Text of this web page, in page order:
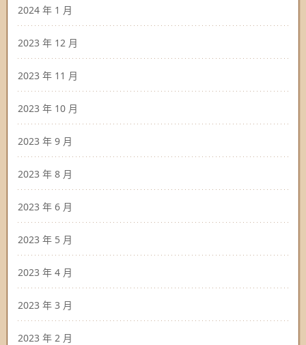
2024 年 1 月
2023 年 12 月
2023 年 11 月
2023 年 10 月
2023 年 9 月
2023 年 8 月
2023 年 6 月
2023 年 5 月
2023 年 4 月
2023 年 3 月
2023 年 2 月